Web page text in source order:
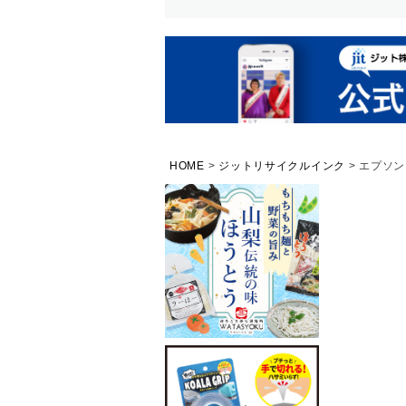
HOME ジットリサイクルインク エプソ